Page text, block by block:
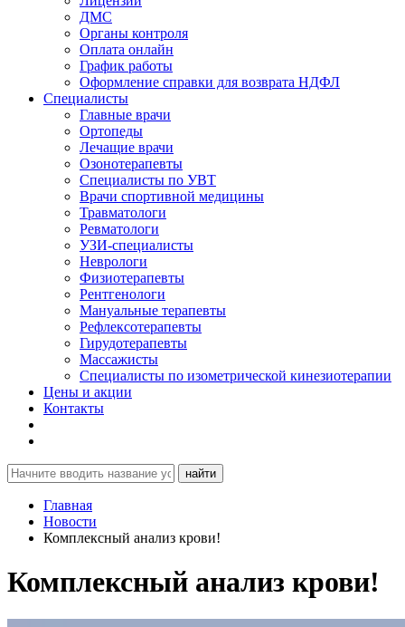
ДМС
Органы контроля
Оплата онлайн
График работы
Оформление справки для возврата НДФЛ
Специалисты
Главные врачи
Ортопеды
Лечащие врачи
Озонотерапевты
Специалисты по УВТ
Врачи спортивной медицины
Травматологи
Ревматологи
УЗИ-специалисты
Неврологи
Физиотерапевты
Рентгенологи
Мануальные терапевты
Рефлексотерапевты
Гирудотерапевты
Массажисты
Специалисты по изометрической кинезиотерапии
Цены и акции
Контакты
найти
Главная
Новости
Комплексный анализ крови!
Комплексный анализ крови!